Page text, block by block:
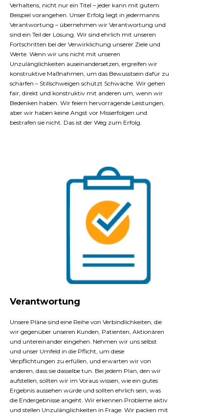
Verhaltens, nicht nur ein Titel – jeder kann mit gutem
Beispiel vorangehen. Unser Erfolg liegt in jedermanns
Verantwortung – übernehmen wir Verantwortung und
sind ein Teil der Lösung. Wir sind ehrlich mit unseren
Fortschritten bei der Verwirklichung unserer Ziele und
Werte. Wenn wir uns nicht mit unseren
Unzulänglichkeiten auseinandersetzen, ergreifen wir
konstruktive Maßnahmen, um das Bewusstsein dafür zu
schärfen – Stillschweigen schützt Schwäche. Wir gehen
fair, direkt und konstruktiv mit anderen um, wenn wir
Bedenken haben. Wir feiern hervorragende Leistungen,
aber wir haben keine Angst vor Misserfolgen und
bestrafen sie nicht. Das ist der Weg zum Erfolg.
Verantwortung
Unsere Pläne sind eine Reihe von Verbindlichkeiten, die
wir gegenüber unseren Kunden, Patienten, Aktionären
und untereinander eingehen. Nehmen wir uns selbst
und unser Umfeld in die Pflicht, um diese
Verpflichtungen zu erfüllen, und erwarten wir von
anderen, dass sie dasselbe tun. Bei jedem Plan, den wir
aufstellen, sollten wir im Voraus wissen, wie ein gutes
Ergebnis aussehen würde und sollten ehrlich sein, was
die Endergebnisse angeht. Wir erkennen Probleme aktiv
und stellen Unzulänglichkeiten in Frage. Wir packen mit